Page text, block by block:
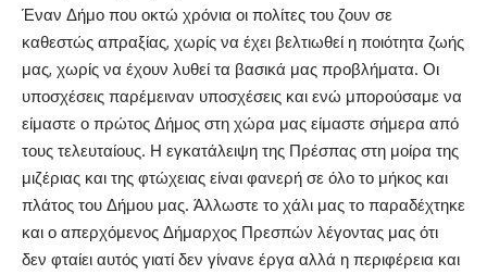
Έναν Δήμο που οκτώ χρόνια οι πολίτες του ζουν σε
καθεστώς απραξίας, χωρίς να έχει βελτιωθεί η ποιότητα ζωής
μας, χωρίς να έχουν λυθεί τα βασικά μας προβλήματα. Οι
υποσχέσεις παρέμειναν υποσχέσεις και ενώ μπορούσαμε να
είμαστε ο πρώτος Δήμος στη χώρα μας είμαστε σήμερα από
τους τελευταίους. Η εγκατάλειψη της Πρέσπας στη μοίρα της
μιζέριας και της φτώχειας είναι φανερή σε όλο το μήκος και
πλάτος του Δήμου μας. Άλλωστε το χάλι μας το παραδέχτηκε
και ο απερχόμενος Δήμαρχος Πρεσπών λέγοντας μας ότι
δεν φταίει αυτός γιατί δεν γίνανε έργα αλλά η περιφέρεια και